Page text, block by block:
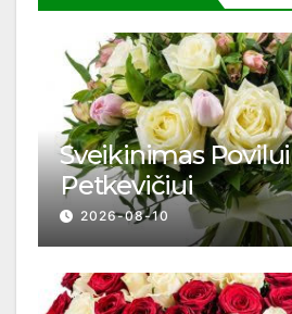
Sveikinimas Povilui
Petkevičiui
2026-08-10